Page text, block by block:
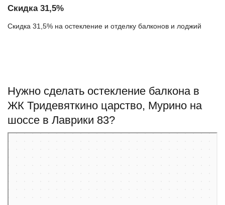
Скидка 31,5%
Скидка 31,5% на остекление и отделку балконов и лоджий
Нужно сделать остекление балкона в
ЖК Тридевяткино царство, Мурино на
шоссе в Лаврики 83?